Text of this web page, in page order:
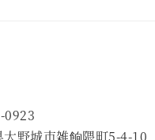
0923
大野城市雑餉隈町5-4-10